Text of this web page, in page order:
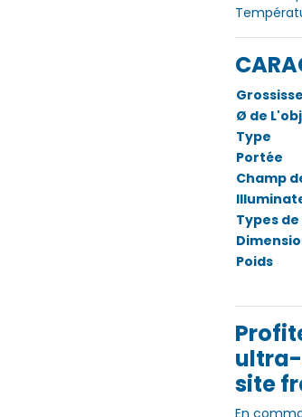
Ø de
Type
Portée
Champ
Types
Poids
site
En